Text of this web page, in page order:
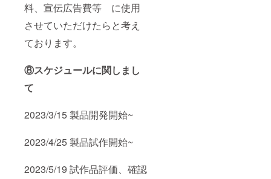
料、宣伝広告費等 に使用
させていただけたらと考え
ております。
⑧スケジュールに関しまし
て
2023/3/15 製品開発開始~
2023/4/25 製品試作開始~
2023/5/19 試作品評価、確認